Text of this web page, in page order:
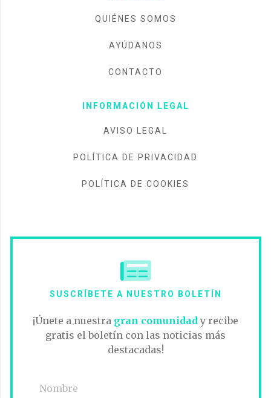
QUIÉNES SOMOS
AYÚDANOS
CONTACTO
INFORMACIÓN LEGAL
AVISO LEGAL
POLÍTICA DE PRIVACIDAD
POLÍTICA DE COOKIES
SUSCRÍBETE A NUESTRO BOLETÍN
¡Únete a nuestra gran comunidady recibe
gratis el boletín con las noticias más
destacadas!